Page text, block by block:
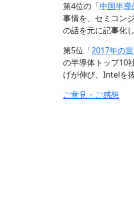
第4位の「中国半導
事情を、セミコン
の話を元に記事化し
第5位「2017年の
の半導体トップ10
げが伸び、Intelを
ご意見・ご感想